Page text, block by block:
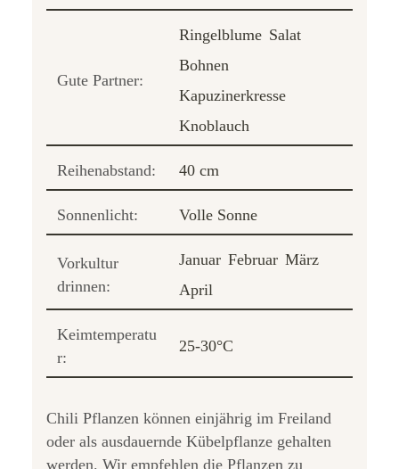
Gute Partner:
Ringelblume Salat
Bohnen
Kapuzinerkresse
Knoblauch
Reihenabstand: 40 cm
Sonnenlicht: Volle Sonne
Vorkultur
drinnen:
Januar Februar März
April
Keimtemperatu
r:
25-30°C
Chili Pflanzen können einjährig im Freiland
oder als ausdauernde Kübelpflanze gehalten
werden. Wir empfehlen die Pflanzen zu